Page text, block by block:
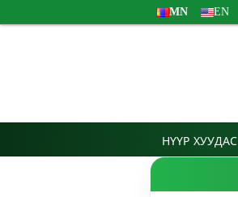
MN EN
НҮҮР ХУУДАС